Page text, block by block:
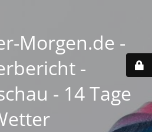
Morgen.de -
-
- 14 Tage